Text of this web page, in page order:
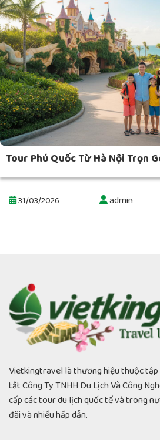
Tour Phú Quốc Từ Hà Nội Trọn
31/03/2026 admin
Vietkingtravel là thương hiệu thuộc
tắt Công Ty TNHH Du Lịch Và Công
cấp các tour du lịch quốc tế và trong
đãi và nhiều hấp dẫn.